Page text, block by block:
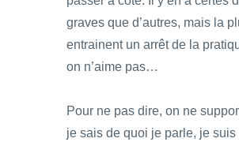
graves que d’autres, mais la
entrainent un arrêt de la
on n’aime pas…
Pour ne pas dire, on ne
je sais de quoi je parle, je suis